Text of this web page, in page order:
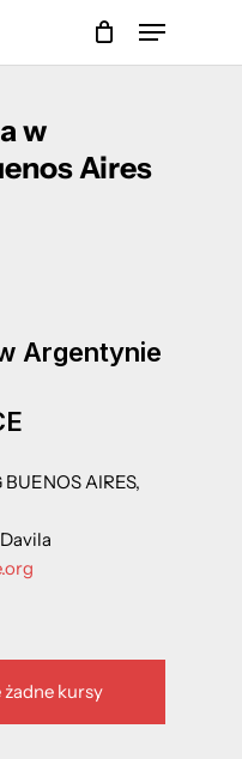
Menu
w
Aires
Argentynie
AIRES,
kursy
Close